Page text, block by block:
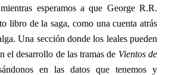
esperamos a que George R.R.
libro de la saga, como una cuenta atrás
Una sección donde los leales pueden
el desarrollo de las tramas de Vientos de
en las datos que tenemos y